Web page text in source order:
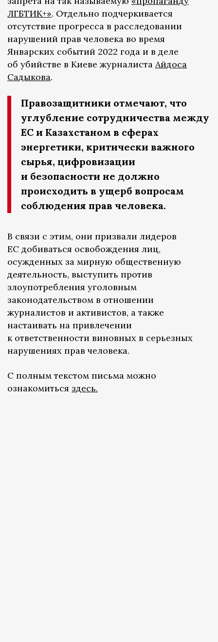
ЛГБТИК+». Отдельно подчеркивается
отсутствие прогресса в расследовании
нарушений прав человека во время
Январских событий 2022 года и в деле
об убийстве в Киеве журналиста Айдоса
Садыкова.
Правозащитники отмечают, что
углубление сотрудничества между
ЕС и Казахстаном в сферах
энергетики, критически важного
сырья, цифровизации
и безопасности не должно
происходить в ущерб вопросам
соблюдения прав человека.
В связи с этим, они призвали лидеров
ЕС добиваться освобождения лиц,
осужденных за мирную общественную
деятельность, выступить против
злоупотребления уголовным
законодательством в отношении
журналистов и активистов, а также
настаивать на привлечении
к ответственности виновных в серьезных
нарушениях прав человека.
С полным текстом письма можно
ознакомиться здесь.